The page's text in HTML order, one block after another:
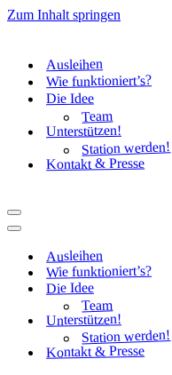
Zum Inhalt springen
Ausleihen
Wie funktioniert’s?
Die Idee
Team
Unterstützen!
Station werden!
Kontakt & Presse
Navigationsmenü
Navigationsmenü
Ausleihen
Wie funktioniert’s?
Die Idee
Team
Unterstützen!
Station werden!
Kontakt & Presse